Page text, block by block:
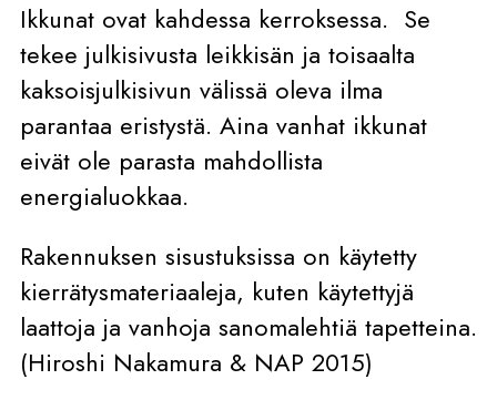
Ikkunat ovat kahdessa kerroksessa. Se
tekee julkisivusta leikkisän ja toisaalta
kaksoisjulkisivun välissä oleva ilma
parantaa eristystä. Aina vanhat ikkunat
eivät ole parasta mahdollista
energialuokkaa.
Rakennuksen sisustuksissa on käytetty
kierrätysmateriaaleja, kuten käytettyjä
laattoja ja vanhoja sanomalehtiä tapetteina.
(Hiroshi Nakamura & NAP 2015)